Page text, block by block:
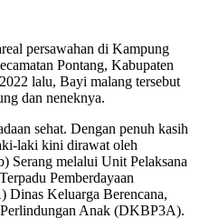
persawahan di Kampung
Pontang, Kabupaten
lalu, Bayi malang tersebut
dan neneknya.
sehat. Dengan penuh kasih
laki kini dirawat oleh
Serang melalui Unit Pelaksana
Pemberdayaan
Dinas Keluarga Berencana,
Perlindungan Anak (DKBP3A).